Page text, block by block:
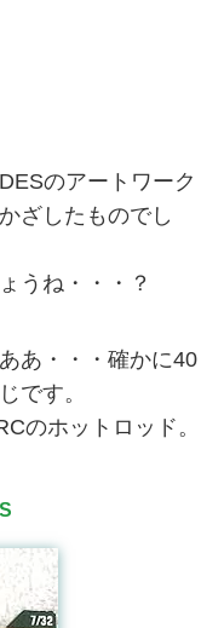
のアートワーク
ざしたものでし
うね・・・？
あ・・・確かに40
です。
のホットロッド。